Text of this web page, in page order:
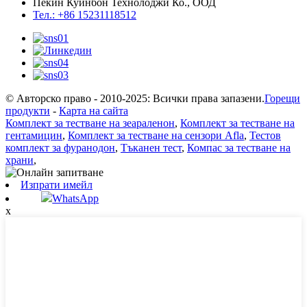
Тел.: +86 15231118512
© Авторско право - 2010-2025: Всички права запазени.Горещи
продукти - Карта на сайта
Комплект за тестване на зеараленон, Комплект за тестване на
гентамицин, Комплект за тестване на сензори Afla, Тестов
комплект за фуранодон, Тъканен тест, Компас за тестване на
храни,
Изпрати имейл
WhatsApp
x